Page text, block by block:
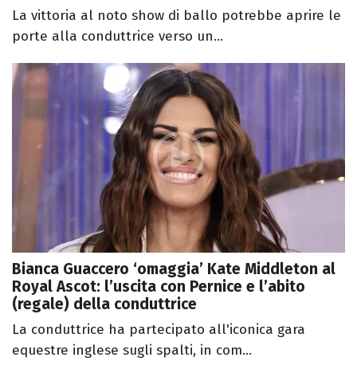
La vittoria al noto show di ballo potrebbe aprire le
porte alla conduttrice verso un...
Bianca Guaccero ‘omaggia’ Kate Middleton al
Royal Ascot: l’uscita con Pernice e l’abito
(regale) della conduttrice
La conduttrice ha partecipato all'iconica gara
equestre inglese sugli spalti, in com...